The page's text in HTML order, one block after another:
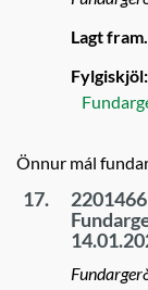
Lagt fram.
Fylgiskjöl:
Önnur mál
17.
2201466